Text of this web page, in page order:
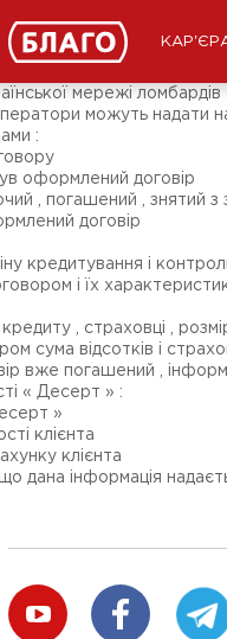
мережі
можуть надати
:
оформлений договір
, погашений , знятий з
договір
кредитування і
і їх
, страховці ,
сума відсотків і
вже погашений ,
« Десерт » :
»
клієнта
клієнта
дана інформація